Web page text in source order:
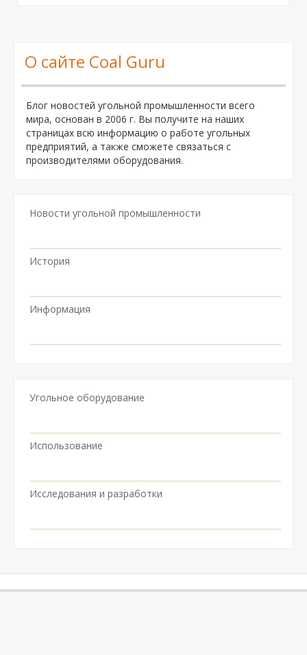
О сайте Coal Guru
Блог новостей угольной промышленности всего
мира, основан в 2006 г. Вы получите на наших
страницах всю информацию о работе угольных
предприятий, а также сможете связаться с
производителями оборудования.
Новости угольной промышленности
История
Информация
Угольное оборудование
Использование
Исследования и разработки